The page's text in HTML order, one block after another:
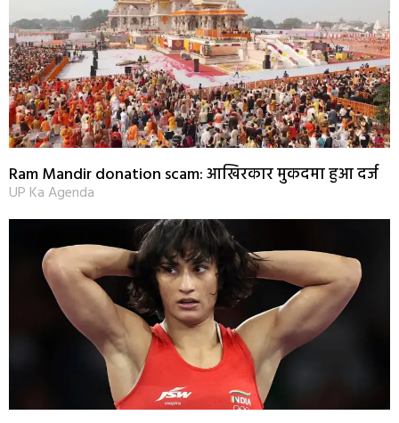
Ram Mandir donation scam: आखिरकार मुकदमा हुआ दर्ज
UP Ka Agenda